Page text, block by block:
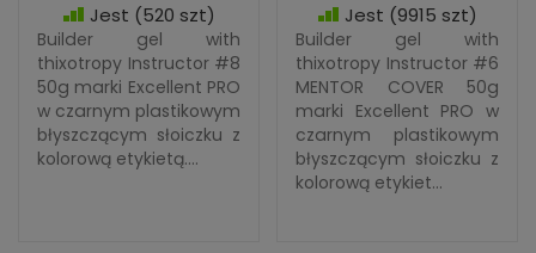
Jest (520 szt)
Builder gel with
thixotropy Instructor #8
50g marki Excellent PRO
w czarnym plastikowym
błyszczącym słoiczku z
kolorową etykietą....
Jest (9915 szt)
Builder gel with
thixotropy Instructor #6
MENTOR COVER 50g
marki Excellent PRO w
czarnym plastikowym
błyszczącym słoiczku z
kolorową etykiet...